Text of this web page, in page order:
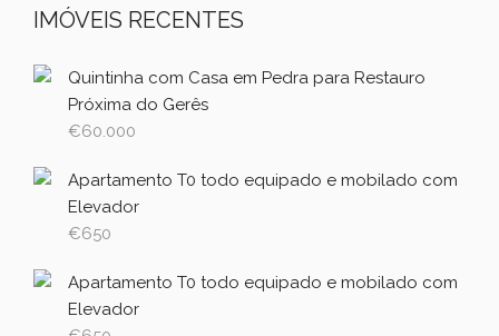
IMÓVEIS RECENTES
Quintinha com Casa em Pedra para Restauro
Próxima do Gerês
€60.000
Apartamento T0 todo equipado e mobilado com
Elevador
€650
Apartamento T0 todo equipado e mobilado com
Elevador